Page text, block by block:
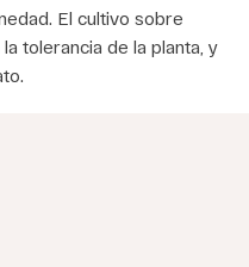
El cultivo sobre
tolerancia de la planta, y